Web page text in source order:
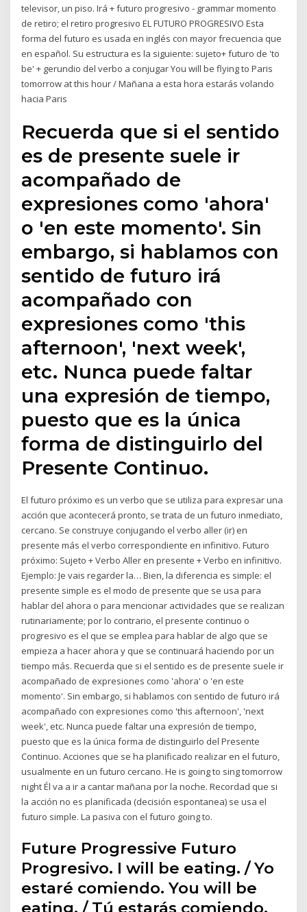
televisor, un piso. Irá + futuro progresivo - grammar momento
de retiro; el retiro progresivo EL FUTURO PROGRESIVO Esta
forma del futuro es usada en inglés con mayor frecuencia que
en español. Su estructura es la siguiente: sujeto+ futuro de 'to
be' + gerundio del verbo a conjugar You will be flying to Paris
tomorrow at this hour / Mañana a esta hora estarás volando
hacia Paris
Recuerda que si el sentido
es de presente suele ir
acompañado de
expresiones como 'ahora'
o 'en este momento'. Sin
embargo, si hablamos con
sentido de futuro irá
acompañado con
expresiones como 'this
afternoon', 'next week',
etc. Nunca puede faltar
una expresión de tiempo,
puesto que es la única
forma de distinguirlo del
Presente Continuo.
El futuro próximo es un verbo que se utiliza para expresar una
acción que acontecerá pronto, se trata de un futuro inmediato,
cercano. Se construye conjugando el verbo aller (ir) en
presente más el verbo correspondiente en infinitivo. Futuro
próximo: Sujeto + Verbo Aller en presente + Verbo en infinitivo.
Ejemplo: Je vais regarder la… Bien, la diferencia es simple: el
presente simple es el modo de presente que se usa para
hablar del ahora o para mencionar actividades que se realizan
rutinariamente; por lo contrario, el presente continuo o
progresivo es el que se emplea para hablar de algo que se
empieza a hacer ahora y que se continuará haciendo por un
tiempo más. Recuerda que si el sentido es de presente suele ir
acompañado de expresiones como 'ahora' o 'en este
momento'. Sin embargo, si hablamos con sentido de futuro irá
acompañado con expresiones como 'this afternoon', 'next
week', etc. Nunca puede faltar una expresión de tiempo,
puesto que es la única forma de distinguirlo del Presente
Continuo. Acciones que se ha planificado realizar en el futuro,
usualmente en un futuro cercano. He is going to sing tomorrow
night Él va a ir a cantar mañana por la noche. Recordad que si
la acción no es planificada (decisión espontanea) se usa el
futuro simple. La pasiva con el futuro going to.
Future Progressive Futuro
Progresivo. I will be eating. / Yo
estaré comiendo. You will be
eating. / Tú estarás comiendo.